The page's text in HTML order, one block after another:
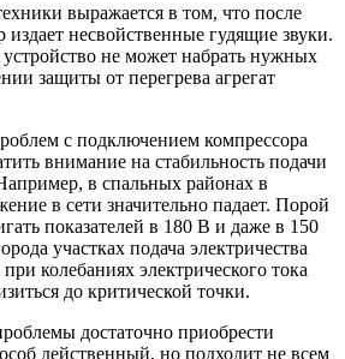
выражается в том, что после
несвойственные гудящие звуки.
устройство не может набрать нужных
защиты от перегрева агрегат
с подключением компрессора
внимание на стабильность подачи
в спальных районах в
в сети значительно падает. Порой
показателей в 180 В и даже в 150
участках подача электричества
колебаниях электрического тока
до критической точки.
достаточно приобрести
действенный, но подходит не всем